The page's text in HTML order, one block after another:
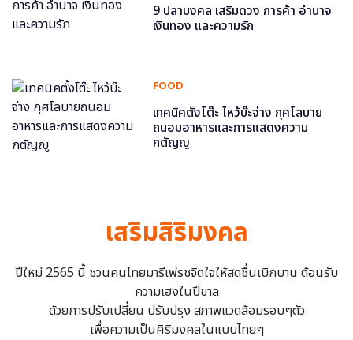
9 ปลามงคล เสริมดวง การค้า อำนาจ
เงินทอง และความรัก
FOOD
เทคนิคตั้งโต๊ะ ไหว้บ๊ะจ่าง กุศโลบาย
ถนอมอาหารและการแสดงความ
กตัญญู
เสริมสิริมงคล
ปีใหม่ 2565 นี้ ชวนคนไทยมารีเฟรชจิตใจให้สดชื่นเบิกบาน ต้อนรับ
ความเฮงในปีขาล
ด้วยการปรับเปลี่ยน ปรับปรุง สภาพแวดล้อมรอบๆตัว
เพื่อความเป็นศิริมงคลในแบบไทยๆ